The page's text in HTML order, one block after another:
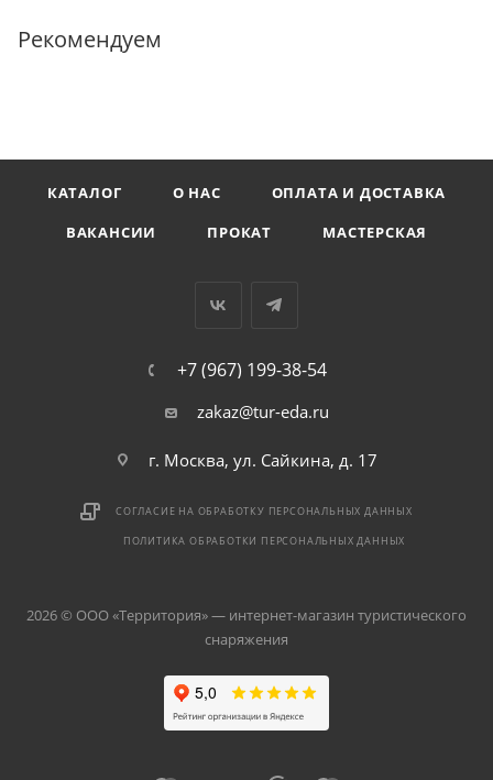
Рекомендуем
КАТАЛОГ О НАС
ОПЛАТА И ДОСТАВКА
ВАКАНСИИ
ПРОКАТ МАСТЕРСКАЯ
+7 (967) 199-38-54
zakaz@tur-eda.ru
г. Москва, ул. Сайкина, д. 17
СОГЛАСИЕ НА ОБРАБОТКУ ПЕРСОНАЛЬНЫХ ДАННЫХ
ПОЛИТИКА ОБРАБОТКИ ПЕРСОНАЛЬНЫХ ДАННЫХ
2026 © ООО «Территория» — интернет-магазин туристического
снаряжения